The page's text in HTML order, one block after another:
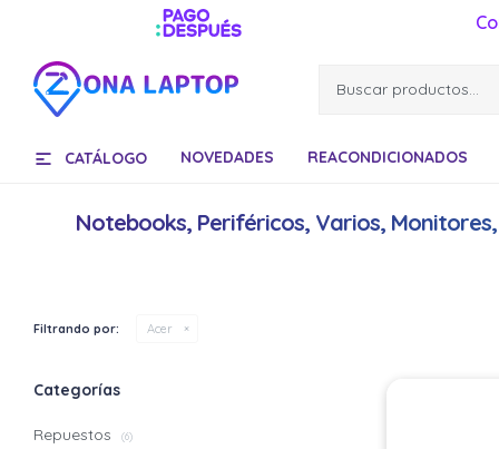
CATÁLOGO NOVEDADES REACONDICIONADOS
Notebooks, Periféricos, Varios,
Filtrando por: Acer
Categorías
Repuestos (6)